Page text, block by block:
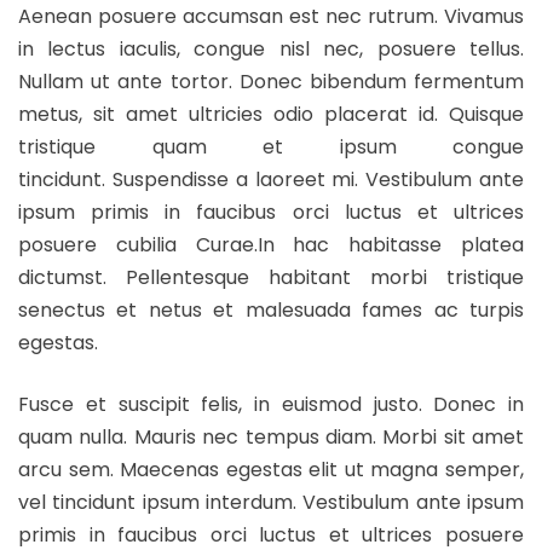
Aenean posuere accumsan est nec rutrum. Vivamus
in lectus iaculis, congue nisl nec, posuere tellus.
Nullam ut ante tortor. Donec bibendum fermentum
metus, sit amet ultricies odio placerat id. Quisque
tristique quam et ipsum congue
tincidunt. Suspendisse a laoreet mi. Vestibulum ante
ipsum primis in faucibus orci luctus et ultrices
posuere cubilia Curae.In hac habitasse platea
dictumst. Pellentesque habitant morbi tristique
senectus et netus et malesuada fames ac turpis
egestas.
Fusce et suscipit felis, in euismod justo. Donec in
quam nulla. Mauris nec tempus diam. Morbi sit amet
arcu sem. Maecenas egestas elit ut magna semper,
vel tincidunt ipsum interdum. Vestibulum ante ipsum
primis in faucibus orci luctus et ultrices posuere